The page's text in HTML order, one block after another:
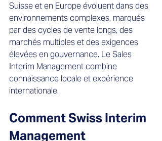
Suisse et en Europe évoluent dans des
environnements complexes, marqués
par des cycles de vente longs, des
marchés multiples et des exigences
élevées en gouvernance. Le Sales
Interim Management combine
connaissance locale et expérience
internationale.
Comment Swiss Interim
Management